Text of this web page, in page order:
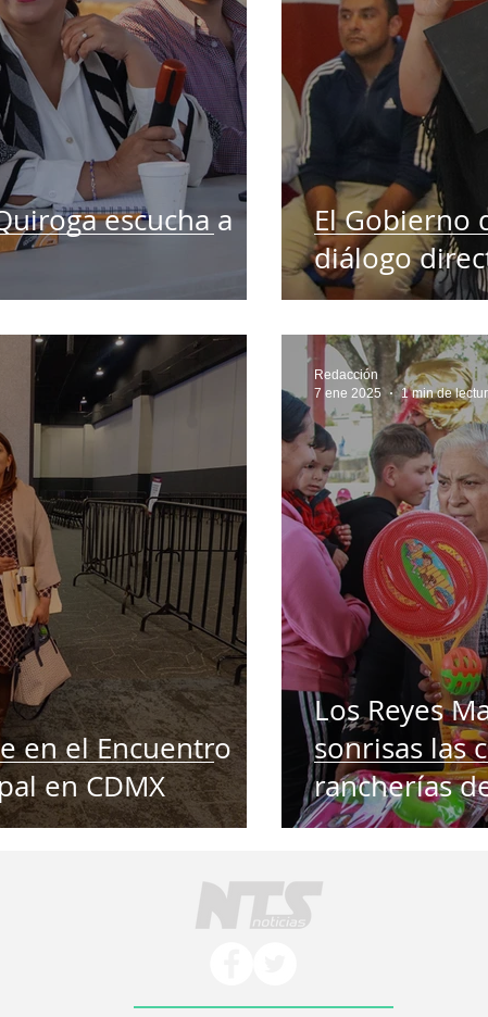
escucha a
El Gobierno
diálogo
en el Encuentro
en CDMX
Los Reyes
sonrisas las
rancherías
Redacción
7 ene 2025
1 min de